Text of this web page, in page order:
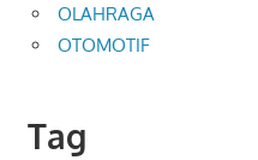
OLAHRAGA
OTOMOTIF
Tag